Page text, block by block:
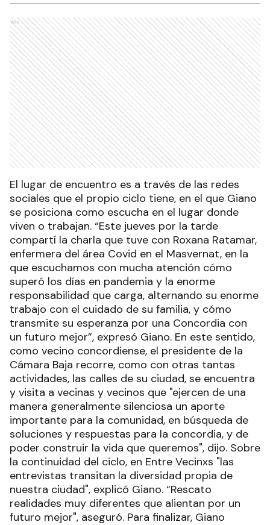
Ads
El lugar de encuentro es a través de las redes
sociales que el propio ciclo tiene, en el que Giano
se posiciona como escucha en el lugar donde
viven o trabajan. “Este jueves por la tarde
compartí la charla que tuve con Roxana Ratamar,
enfermera del área Covid en el Masvernat, en la
que escuchamos con mucha atención cómo
superó los días en pandemia y la enorme
responsabilidad que carga, alternando su enorme
trabajo con el cuidado de su familia, y cómo
transmite su esperanza por una Concordia con
un futuro mejor”, expresó Giano. En este sentido,
como vecino concordiense, el presidente de la
Cámara Baja recorre, como con otras tantas
actividades, las calles de su ciudad, se encuentra
y visita a vecinas y vecinos que "ejercen de una
manera generalmente silenciosa un aporte
importante para la comunidad, en búsqueda de
soluciones y respuestas para la concordia, y de
poder construir la vida que queremos", dijo. Sobre
la continuidad del ciclo, en Entre Vecinxs "las
entrevistas transitan la diversidad propia de
nuestra ciudad", explicó Giano. “Rescato
realidades muy diferentes que alientan por un
futuro mejor", aseguró. Para finalizar, Giano